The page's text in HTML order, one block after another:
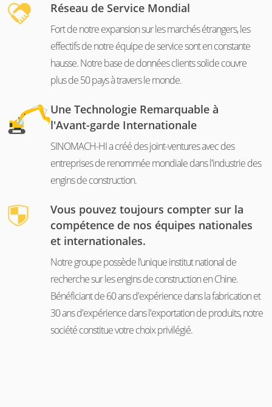
Réseau de Service Mondial
Fort de notre expansion sur les marchés étrangers, les
effectifs de notre équipe de service sont en constante
hausse. Notre base de données clients solide couvre
plus de 50 pays à travers le monde.
Une Technologie Remarquable à
l'Avant-garde Internationale
SINOMACH-HI a créé des joint-ventures avec des
entreprises de renommée mondiale dans l'industrie des
engins de construction.
Vous pouvez toujours compter sur la
compétence de nos équipes nationales
et internationales.
Notre groupe possède l’unique institut national de
recherche sur les engins de construction en Chine.
Bénéficiant de 60 ans d'expérience dans la fabrication et
30 ans d'expérience dans l'exportation de produits, notre
société constitue votre choix privilégié.